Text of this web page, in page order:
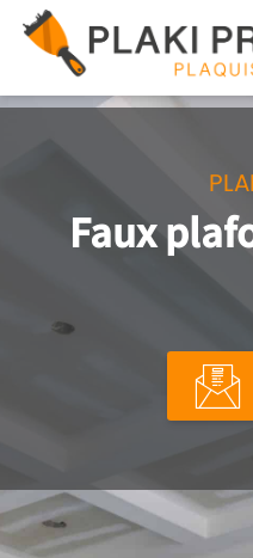
content
Faux